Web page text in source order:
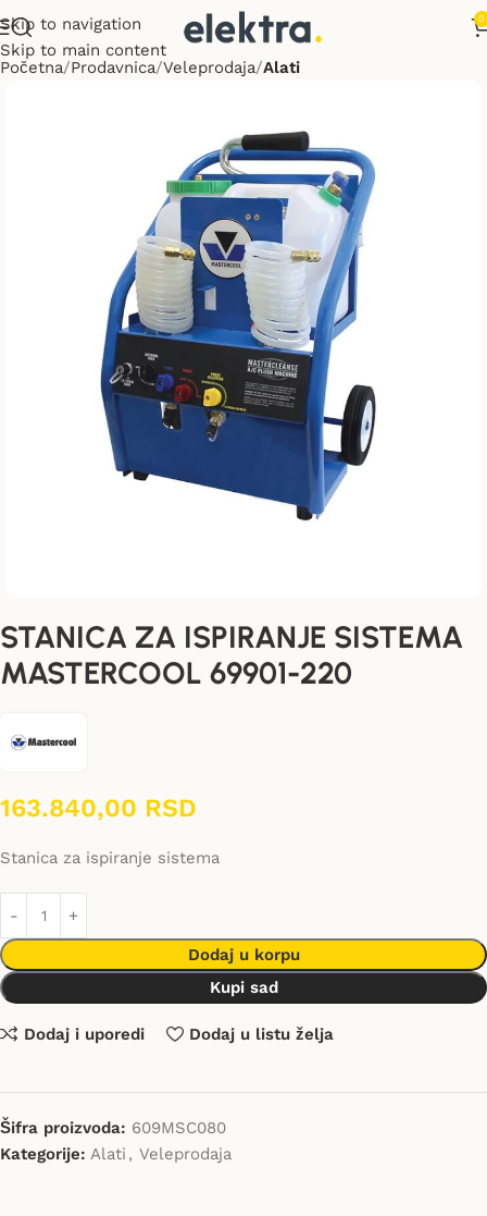
Skip to navigation
Skip to main content
0
Početna Prodavnica Veleprodaja Alati
STANICA ZA ISPIRANJE SISTEMA
MASTERCOOL 69901-220
163.840,00 RSD
Stanica za ispiranje sistema
Dodaj u korpu
Kupi sad
Dodaj i uporedi Dodaj u listu želja
Šifra proizvoda: 609MSC080
Kategorije: Alati , Veleprodaja